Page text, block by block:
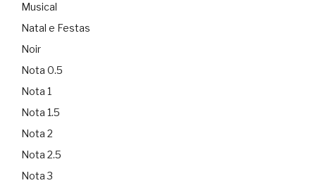
Musical
Natal e Festas
Noir
Nota 0.5
Nota 1
Nota 1.5
Nota 2
Nota 2.5
Nota 3